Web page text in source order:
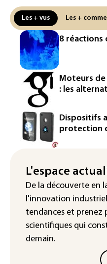
La production
attendue au plus
"Retour en force"
chaleur dans les
France
L'Arabie saoudite,
Turquie ont signé
Le Sri Lanka
nouveaux sites de
autorisés
trimestre 2026,
du pétrole
Les + vus Les +
8 réactions
Moteurs de
: les
Dispositifs
protection
L'espace
De la découverte en
l'innovation
tendances et prenez
scientifiques qui
demain.